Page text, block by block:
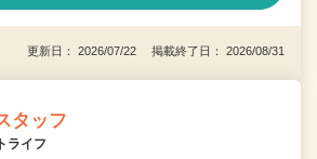
更新日： 2026/07/22 掲載終了日： 2026/08/31
タッフ
ライフ